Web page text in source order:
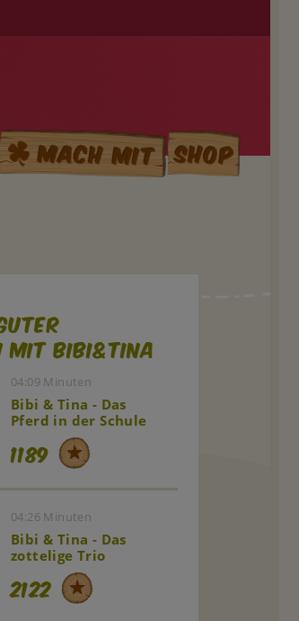
Mach mit Shop
mit Bibi&Tina
04:09 Minuten
Bibi & Tina - Das
Pferd in der Schule
1189
04:26 Minuten
Bibi & Tina - Das
zottelige Trio
2122